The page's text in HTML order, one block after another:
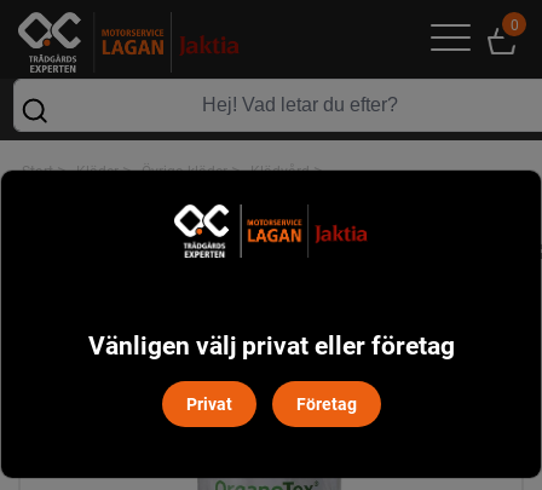
0
Start> Kläder> Övriga kläder> Klädvård>
Vänligen välj privat eller företag
Privat Företag